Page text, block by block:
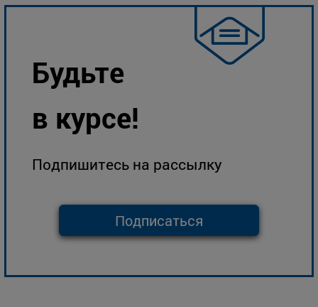
Будьте
в курсе!
Подпишитесь на рассылку
Подписаться